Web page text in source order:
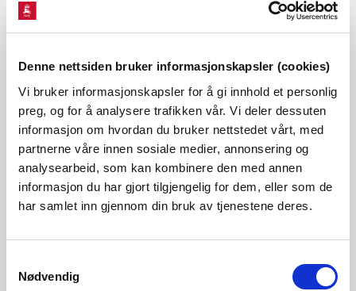
Denne nettsiden bruker informasjonskapsler (cookies)
Vi bruker informasjonskapsler for å gi innhold et personlig
preg, og for å analysere trafikken vår. Vi deler dessuten
informasjon om hvordan du bruker nettstedet vårt, med
partnerne våre innen sosiale medier, annonsering og
analysearbeid, som kan kombinere den med annen
informasjon du har gjort tilgjengelig for dem, eller som de
har samlet inn gjennom din bruk av tjenestene deres.
Nødvendig
Magasinstatistikk
Hydrologiske data til
kraftsituasjonsrapporten
Om strømprisen